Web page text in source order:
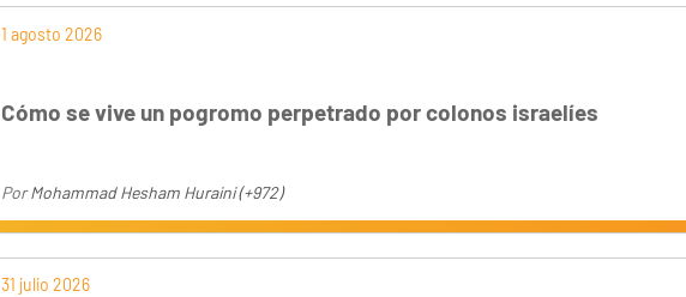
1 agosto 2026
Cómo se vive un pogromo perpetrado por colonos israelíes
PorMohammad Hesham Huraini (+972)
31 julio 2026